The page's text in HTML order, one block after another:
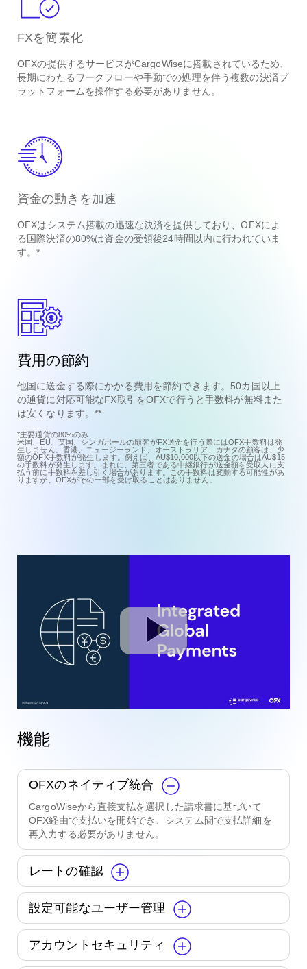
FXを簡素化
OFXの提供するサービスがCargoWiseに搭載されているため、
長期にわたるワークフローや手動での処理を伴う複数の決済プ
ラットフォームを操作する必要がありません。
資金の動きを加速
OFXはシステム搭載の迅速な決済を提供しており、OFXによ
る国際決済の80%は資金の受領後24時間以内に行われていま
す。*
費用の節約
他国に送金する際にかかる費用を節約できます。50カ国以上
の通貨に対応可能なFX取引をOFXで行うと手数料が無料また
は安くなります。**
*主要通貨の80%のみ
米国、EU、英国、シンガポールの顧客がFX送金を行う際にはOFX手数料は発
生しません。香港、ニュージーランド、オーストラリア、カナダの顧客は、少
額のOFX手数料が発生します。例えば、AU$10,000以下の送金の場合はAU$15
の手数料が発生します。まれに、第三者である中継銀行が送金額を受取人に支
払う前に手数料を差し引く場合があります。この手数料は変動する可能性があ
りますが、OFXがその一部を受け取ることはありません。
機能
OFXのネイティブ統合
CargoWiseから直接支払を選択した請求書に基づいて
OFX経由で支払いを開始でき、システム間で支払詳細を
再入力する必要がありません。
レートの確認
設定可能なユーザー管理
アカウントセキュリティ